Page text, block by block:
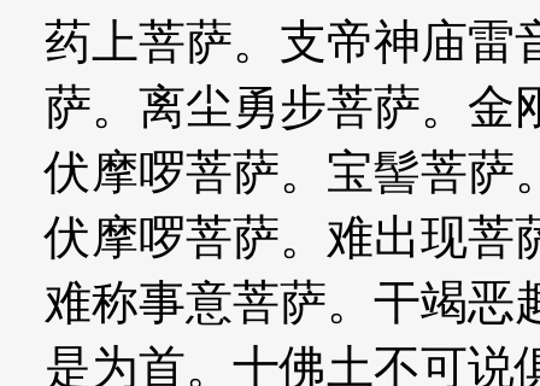
药上菩萨。支帝神庙雷
萨。离尘勇步菩萨。金
伏摩啰菩萨。宝髻菩萨
伏摩啰菩萨。难出现菩
难称事意菩萨。干竭恶
是为首。十佛土不可说